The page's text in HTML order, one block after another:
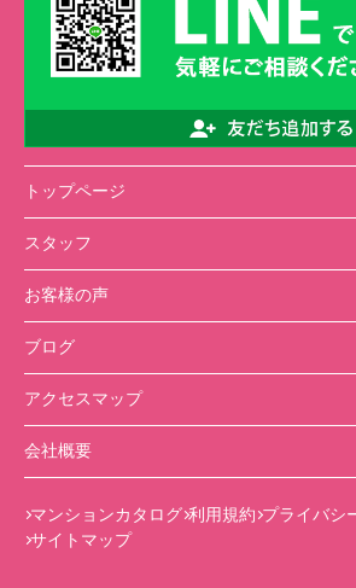
トップページ
スタッフ
お客様の声
ブログ
アクセスマップ
会社概要
マンションカタログ 利用規約 プライバシ
サイトマップ